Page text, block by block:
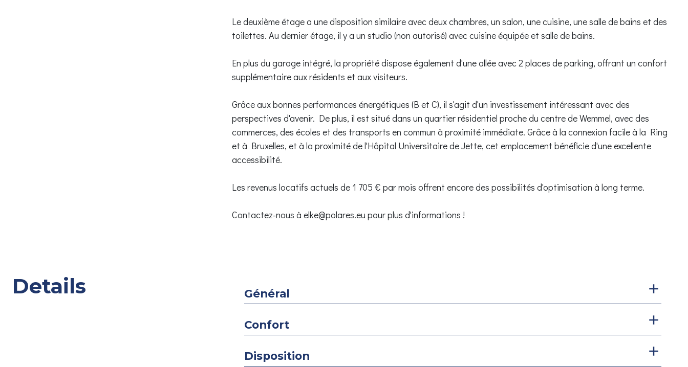
Le deuxième étage a une disposition similaire avec deux chambres, un salon, une cuisine, une salle de bains et des
toilettes. Au dernier étage, il y a un studio (non autorisé) avec cuisine équipée et salle de bains.
En plus du garage intégré, la propriété dispose également d'une allée avec 2 places de parking, offrant un confort
supplémentaire aux résidents et aux visiteurs.
Grâce aux bonnes performances énergétiques (B et C), il s'agit d'un investissement intéressant avec des
perspectives d'avenir. De plus, il est situé dans un quartier résidentiel proche du centre de Wemmel, avec des
commerces, des écoles et des transports en commun à proximité immédiate. Grâce à la connexion facile à la Ring
et à Bruxelles, et à la proximité de l'Hôpital Universitaire de Jette, cet emplacement bénéficie d'une excellente
accessibilité.
Les revenus locatifs actuels de 1 705 € par mois offrent encore des possibilités d'optimisation à long terme.
Contactez-nous à elke@polares.eu pour plus d'informations !
Details Général
Confort
Disposition